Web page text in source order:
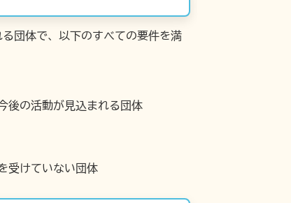
団体で、以下のすべての要件を満
後の活動が見込まれる団体
受けていない団体